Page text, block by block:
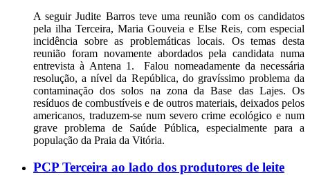
A seguir Judite Barros teve uma reunião com os candidatos
pela ilha Terceira, Maria Gouveia e Else Reis, com especial
incidência sobre as problemáticas locais. Os temas desta
reunião foram novamente abordados pela candidata numa
entrevista à Antena 1. Falou nomeadamente da necessária
resolução, a nível da República, do gravíssimo problema da
contaminação dos solos na zona da Base das Lajes. Os
resíduos de combustíveis e de outros materiais, deixados pelos
americanos, traduzem-se num severo crime ecológico e num
grave problema de Saúde Pública, especialmente para a
população da Praia da Vitória.
PCP Terceira ao lado dos produtores de leite